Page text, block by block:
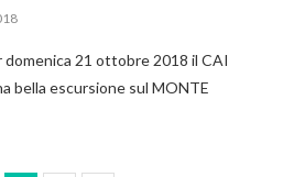
domenica 21 ottobre 2018 il CAI
bella escursione sul MONTE